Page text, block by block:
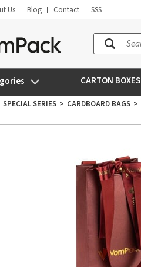
Us Blog Contact SSS
CARTON BOXES
SPECIAL SERIES CARDBOARD BAGS